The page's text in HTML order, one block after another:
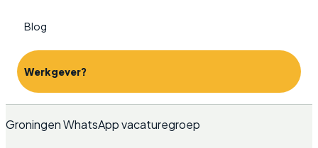
Blog
Werkgever?
Groningen WhatsApp vacaturegroep